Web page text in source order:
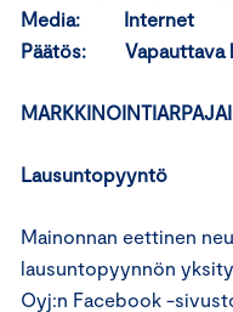
Media: Internet
Päätös: Vapauttava
Lausuntopyyntö
Mainonnan eettinen
lausuntopyynnön
Oyj:n Facebook -